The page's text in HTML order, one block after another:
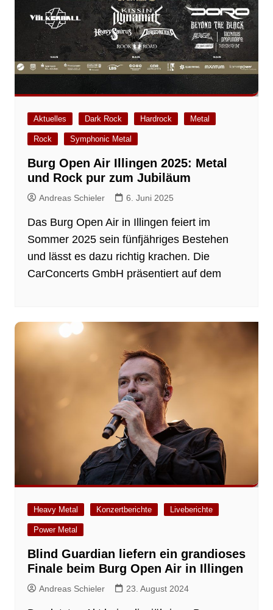
Aktuelles Dark Rock Hardrock Metal
Rock Symphonic Metal
Burg Open Air Illingen 2025: Metal
und Rock pur zum Jubiläum
Andreas Schieler 6. Juni 2025
Das Burg Open Air in Illingen feiert im
Sommer 2025 sein fünfjähriges Bestehen
und lässt es dazu richtig krachen. Die
CarConcerts GmbH präsentiert auf dem
Heavy Metal Konzertberichte Liveberichte
Power Metal
Blind Guardian liefern ein grandioses
Finale beim Burg Open Air in Illingen
Andreas Schieler 23. August 2024